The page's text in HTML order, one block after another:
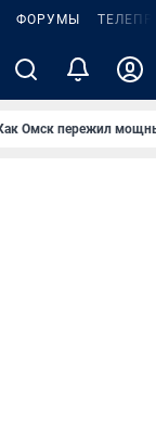
ФОРУМЫ
Омск пережил